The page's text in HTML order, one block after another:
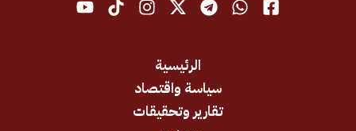
سياسة واقتصاد
تقارير وتحقيقات